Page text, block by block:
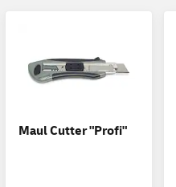
Maul Cutter "Profi"